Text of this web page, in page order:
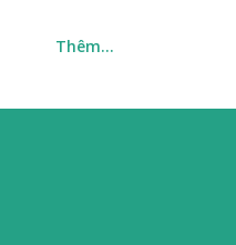
Thêm…